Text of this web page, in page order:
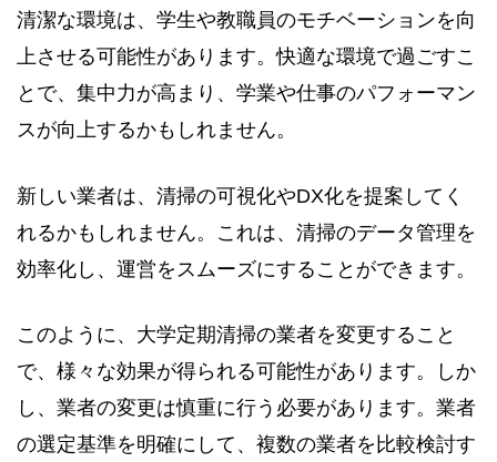
清潔な環境は、学生や教職員のモチベーションを向
上させる可能性があります。快適な環境で過ごすこ
とで、集中力が高まり、学業や仕事のパフォーマン
スが向上するかもしれません。
新しい業者は、清掃の可視化やDX化を提案してく
れるかもしれません。これは、清掃のデータ管理を
効率化し、運営をスムーズにすることができます。
このように、大学定期清掃の業者を変更すること
で、様々な効果が得られる可能性があります。しか
し、業者の変更は慎重に行う必要があります。業者
の選定基準を明確にして、複数の業者を比較検討す